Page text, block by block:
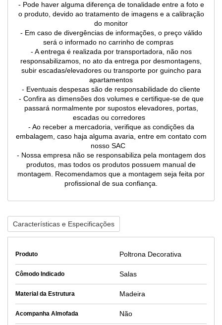
- Pode haver alguma diferença de tonalidade entre a foto e
o produto, devido ao tratamento de imagens e a calibração
do monitor
- Em caso de divergências de informações, o preço válido
será o informado no carrinho de compras
- A entrega é realizada por transportadora, não nos
responsabilizamos, no ato da entrega por desmontagens,
subir escadas/elevadores ou transporte por guincho para
apartamentos
- Eventuais despesas são de responsabilidade do cliente
- Confira as dimensões dos volumes e certifique-se de que
passará normalmente por supostos elevadores, portas,
escadas ou corredores
- Ao receber a mercadoria, verifique as condições da
embalagem, caso haja alguma avaria, entre em contato com
nosso SAC
- Nossa empresa não se responsabiliza pela montagem dos
produtos, mas todos os produtos possuem manual de
montagem. Recomendamos que a montagem seja feita por
profissional de sua confiança.
Características e Especificações
Produto Poltrona Decorativa
Cômodo Indicado Salas
Material da Estrutura Madeira
Acompanha Almofada Não